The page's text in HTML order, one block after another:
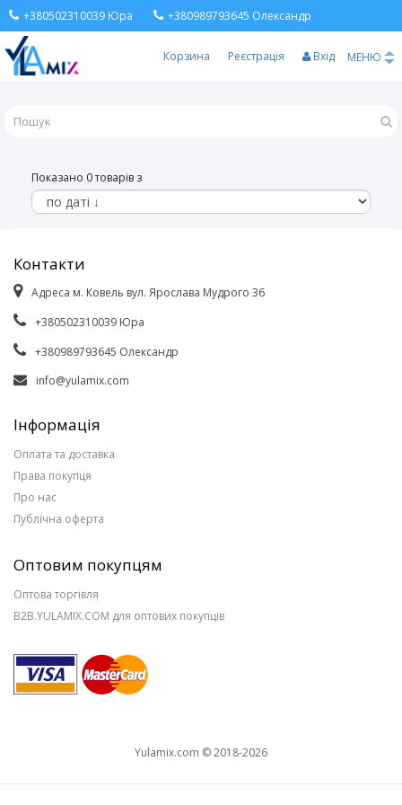
+380502310039 Юра +380989793645 Олександр
Корзина Реєстрація Вхід МЕНЮ
Показано 0 товарів з
Контакти
Адреса м. Ковель вул. Ярослава Мудрого 36
+380502310039 Юра
+380989793645 Олександр
info@yulamix.com
Інформація
Оплата та доставка
Права покупця
Про нас
Публічна оферта
Оптовим покупцям
Оптова торгівля
B2B.YULAMIX.COM для оптових покупців
Yulamix.com © 2018-2026